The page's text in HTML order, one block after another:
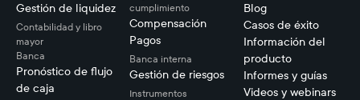
Gestión de liquidez
Contabilidad y libro
mayor
Banca
Pronóstico de flujo
de caja
cumplimiento
Compensación
Pagos
Banca interna
Gestión de riesgos
Instrumentos
Blog
Casos de éxito
Información del
producto
Informes y guías
Videos y webinars